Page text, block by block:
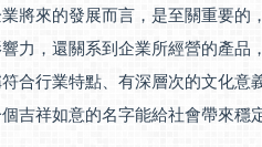
將來的發展而言，是至關重要的
力，還關系到企業所經營的產品
合行業特點、有深層次的文化意
吉祥如意的名字能給社會帶來穩